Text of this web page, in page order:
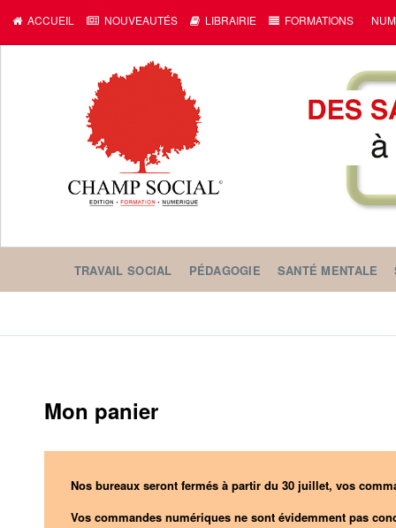
ACCUEIL NOUVEAUTÉS LIBRAIRIE FORMATIONS
TRAVAIL SOCIAL PÉDAGOGIE SANTÉ MENTALE
Mon panier
Nos bureaux seront fermés à partir du 30 juillet, vos
Vos commandes numériques ne sont évidemment pas